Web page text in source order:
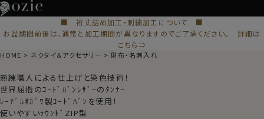
■ 裄丈詰め加工・刺繍加工について ■
お盆期間前後は、通常と加工期間が異なりますのでご了承ください。 詳細は
こちら⇒
HOME ネクタイ＆アクセサリー 財布・名刺入れ
熟練職人による仕上げと染色技術！
世界屈指のｺｰﾄﾞﾊﾞﾝﾚｻﾞｰのﾀﾝﾅｰ
ﾚｰﾃﾞﾙｵｶﾞﾜ製ｺｰﾄﾞﾊﾞﾝを使用！
使いやすいﾗｳﾝﾄﾞZIP型